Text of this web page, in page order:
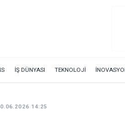
İŞ DÜNYASI TEKNOLOJİ
14:25